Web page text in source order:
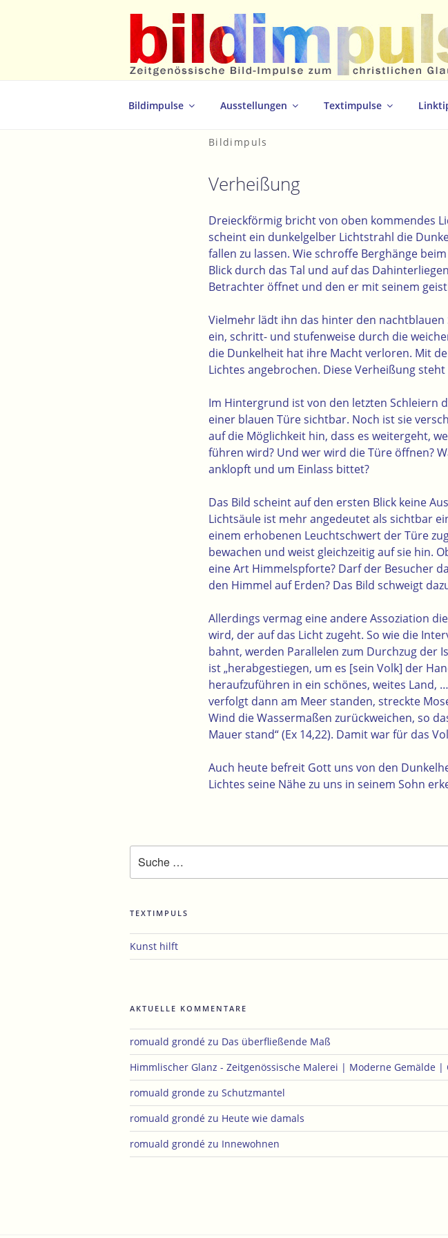
Bildimpulse Ausstellungen Textimpulse
Bildimpuls
Verheißung
Dreieckförmig bricht von oben kommendes
scheint ein dunkelgelber Lichtstrahl die
fallen zu lassen. Wie schroffe Berghänge
Blick durch das Tal und auf das
Betrachter öffnet und den er mit seinem
Vielmehr lädt ihn das hinter den
ein, schritt- und stufenweise durch die
die Dunkelheit hat ihre Macht verloren. Mit
Lichtes angebrochen. Diese Verheißung steht
Im Hintergrund ist von den letzten Schleiern
einer blauen Türe sichtbar. Noch ist sie
auf die Möglichkeit hin, dass es weitergeht,
führen wird? Und wer wird die Türe öffnen?
anklopft und um Einlass bittet?
Das Bild scheint auf den ersten Blick keine
Lichtsäule ist mehr angedeutet als sichtbar
einem erhobenen Leuchtschwert der Türe
bewachen und weist gleichzeitig auf sie hin.
eine Art Himmelspforte? Darf der Besucher
den Himmel auf Erden? Das Bild schweigt
Allerdings vermag eine andere Assoziation
wird, der auf das Licht zugeht. So wie die
bahnt, werden Parallelen zum Durchzug der
ist „herabgestiegen, um es [sein Volk] der
heraufzuführen in ein schönes, weites Land,
verfolgt dann am Meer standen, streckte
Wind die Wassermaßen zurückweichen, so
Mauer stand“ (Ex 14,22). Damit war für das
Auch heute befreit Gott uns von den
Lichtes seine Nähe zu uns in seinem Sohn
nach:
TEXTIMPULS
Kunst hilft
AKTUELLE KOMMENTARE
romuald grondé zu Das überfließende Maß
Himmlischer Glanz - Zeitgenössische Malerei | Moderne Gemälde |
romuald gronde zu Schutzmantel
romuald grondé zu Heute wie damals
romuald grondé zu Innewohnen